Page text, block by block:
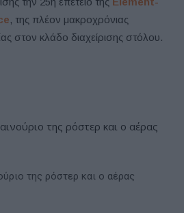
, της πλέον μακροχρόνιας
στον κλάδο διαχείρισης στόλου.
της ρόστερ και ο αέρας